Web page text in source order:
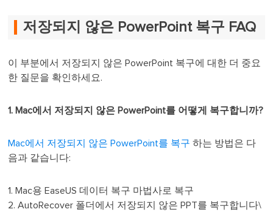
저장되지 않은 PowerPoint 복구 FAQ
이 부분에서 저장되지 않은 PowerPoint 복구에 대한 더 중요
한 질문을 확인하세요.
1. Mac에서 저장되지 않은 PowerPoint를 어떻게 복구합니까?
Mac에서 저장되지 않은 PowerPoint를 복구 하는 방법은 다
음과 같습니다:
1. Mac용 EaseUS 데이터 복구 마법사로 복구
2. AutoRecover 폴더에서 저장되지 않은 PPT를 복구합니다\